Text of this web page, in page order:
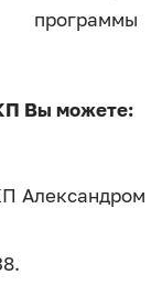
программы
Вы можете:
Александром